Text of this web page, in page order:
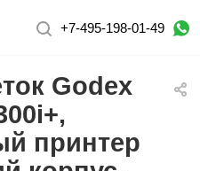
+7-495-198-01-49
Godex
принтер